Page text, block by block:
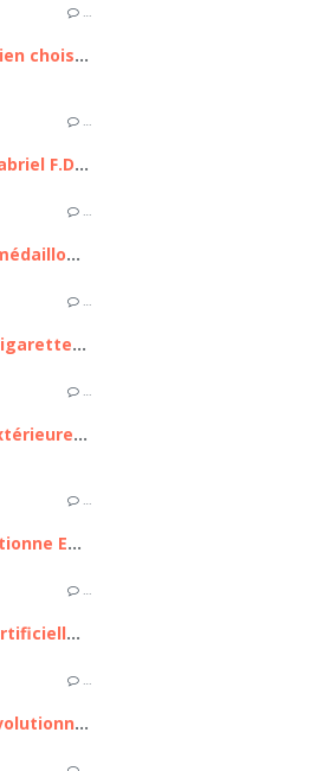
…
Astuces pour bien choisir ses câbles USB et HDMI pour une connectivité optimale
…
Financière St Gabriel F.D : L’Excellence du capitalisme familial à la française, entre héritage séculaire et ingénierie patrimoniale de pointe
…
Le design des médaillons funéraires : comment créer son médaillon ?
…
Évolution des Cigarettes Électroniques : Tendances et Avenir
…
L'esthétique extérieure des nouveaux modèles de mobil homes
…
Comment fonctionne Euronext et pourquoi cette place boursière compte pour les investisseurs européens
…
L’intelligence artificielle : bilan, enjeux et perspectives
…
Charles.co : Révolutionner les consultations médicales